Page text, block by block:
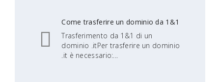
Come trasferire un dominio da 1&1
Trasferimento da 1&1 di un
dominio .itPer trasferire un dominio
.it è necessario:...